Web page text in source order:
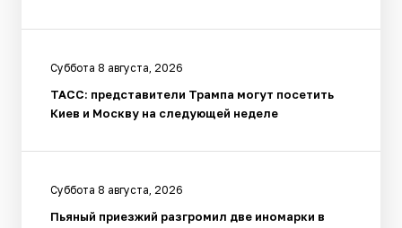
Суббота 8 августа, 2026
ТАСС: представители Трампа могут посетить
Киев и Москву на следующей неделе
Суббота 8 августа, 2026
Пьяный приезжий разгромил две иномарки в